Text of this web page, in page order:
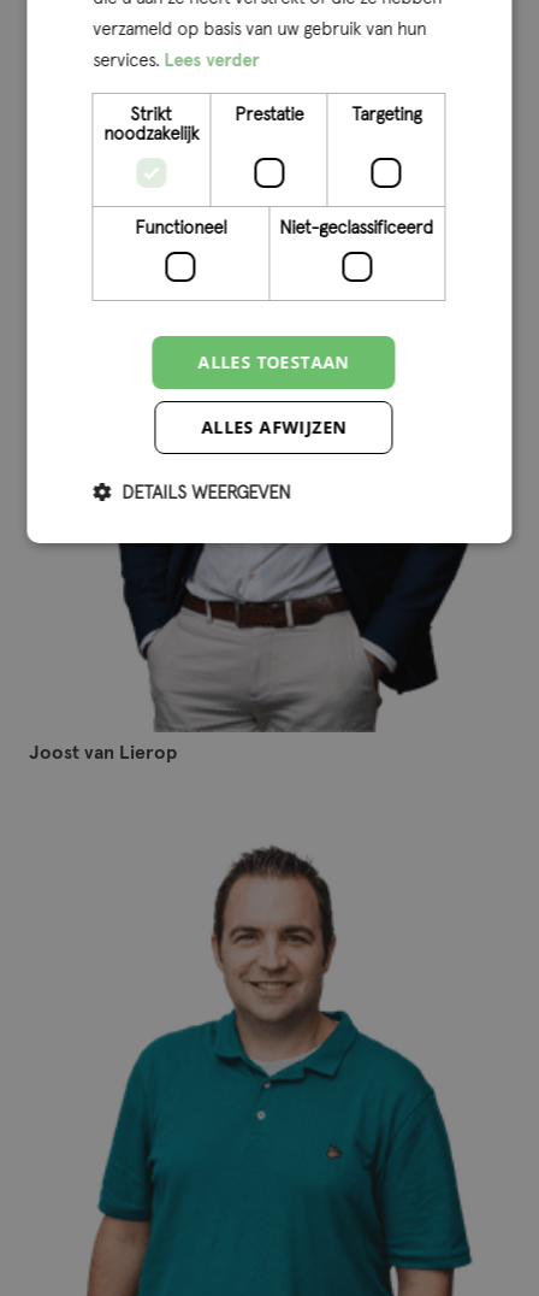
Wilko de Vos
Joost van Lierop
verzameld op basis van uw gebruik van hun
services. Lees verder
Strikt
noodzakelijk
Prestatie Targeting
Functioneel Niet-geclassificeerd
ALLES TOESTAAN
ALLES AFWIJZEN
DETAILS WEERGEVEN